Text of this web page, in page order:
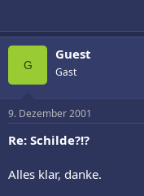
G
Guest
Gast
9. Dezember 2001
Re: Schilde?!?
Alles klar, danke.